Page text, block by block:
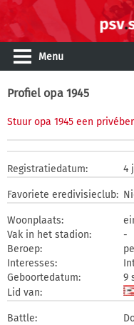
Menu
Profiel opa 1945
Stuur opa 1945 een
Registratiedatum: 4
Favoriete eredivisieclub:
Woonplaats:
Vak in het stadion:
-
Beroep:
Interesses:
Geboortedatum:
9
Lid van:
Battle: